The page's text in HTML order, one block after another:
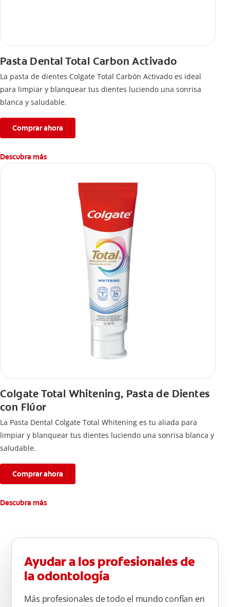
Pasta Dental Total Carbon Activado
La pasta de dientes Colgate Total Carbón Activado es ideal
para limpiar y blanquear tus dientes luciendo una sonrisa
blanca y saludable.
Comprar ahora
Descubra más
Colgate Total Whitening, Pasta de Dientes
con Flúor
La Pasta Dental Colgate Total Whitening es tu aliada para
limpiar y blanquear tus dientes luciendo una sonrisa blanca y
saludable.
Comprar ahora
Descubra más
Ayudar a los profesionales de
la odontología
Más profesionales de todo el mundo confían en